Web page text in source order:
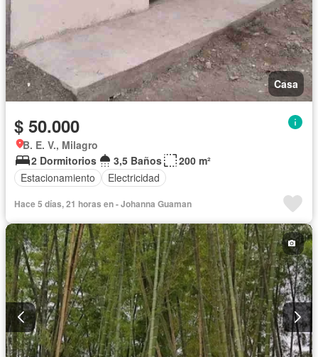
Casa
$ 50.000
B. E. V., Milagro
2 Dormitorios
3,5 Baños
200 m²
Estacionamiento
Electricidad
Hace 5 días, 21 horas en - Johanna Guaman